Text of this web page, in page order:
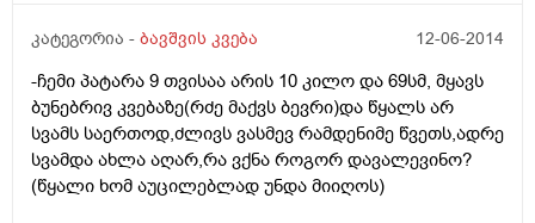
კატეგორია - ბავშვის კვება 12-06-2014
-ჩემი პატარა 9 თვისაა არის 10 კილო და 69სმ, მყავს
ბუნებრივ კვებაზე(რძე მაქვს ბევრი)და წყალს არ
სვამს საერთოდ,ძლივს ვასმევ რამდენიმე წვეთს,ადრე
სვამდა ახლა აღარ,რა ვქნა როგორ დავალევინო?
(წყალი ხომ აუცილებლად უნდა მიიღოს)